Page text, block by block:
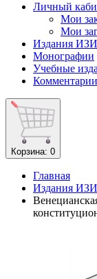
Личный
Мои
Мои
Издания
Монографии
Учебные
Корзина: 0
Главная
Издания